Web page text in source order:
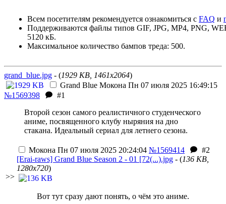
Всем посетителям рекомендуется ознакомиться с FAQ и
Поддерживаются файлы типов GIF, JPG, MP4, PNG,
5120 кБ.
Максимальное количество бампов треда: 500.
grand_blue.jpg - (1929 KB, 1461x2064)
Grand Blue Мокона Пн 07 июля 2025 16:49:15
№1569398
#1
Второй сезон самого реалистичного студенческого
аниме, посвященного клубу ныряния на дно
стакана. Идеальный сериал для летнего сезона.
>>
Мокона Пн 07 июля 2025 20:24:04 №1569414
#2
[Erai-raws] Grand Blue Season 2 - 01 [72(...).jpg - (136 KB,
1280x720)
Вот тут сразу дают понять, о чём это аниме.